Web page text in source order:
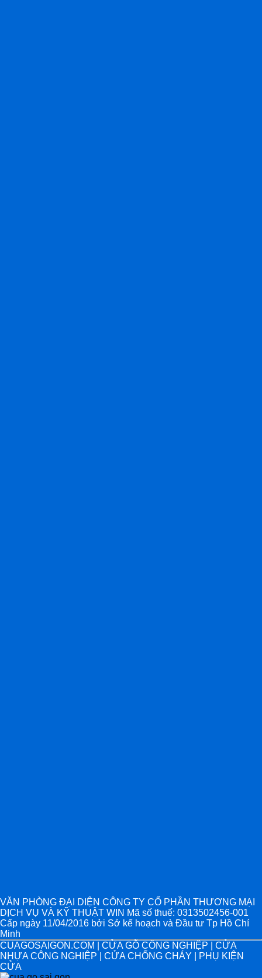
VĂN PHÒNG ĐẠI DIỆN CÔNG TY CỔ PHẦN THƯƠNG MẠI
DỊCH VỤ VÀ KỸ THUẬT WIN Mã số thuế: 0313502456-001
Cấp ngày 11/04/2016 bởi Sở kế hoạch và Đầu tư Tp Hồ Chí
Minh
CUAGOSAIGON.COM | CỬA GỖ CÔNG NGHIỆP | CỬA
NHỰA CÔNG NGHIỆP | CỬA CHỐNG CHÁY | PHỤ KIỆN
CỬA